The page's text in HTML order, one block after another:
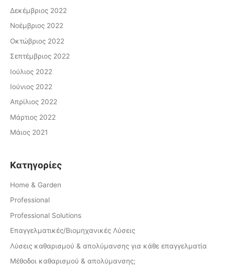
Δεκέμβριος 2022
Νοέμβριος 2022
Οκτώβριος 2022
Σεπτέμβριος 2022
Ιούλιος 2022
Ιούνιος 2022
Απρίλιος 2022
Μάρτιος 2022
Μάιος 2021
Kατηγορίες
Home & Garden
Professional
Professional Solutions
Επαγγελματικές/Βιομηχανικές Λύσεις
Λύσεις καθαρισμού & απολύμανσης για κάθε επαγγελματία
Μέθοδοι καθαρισμού & απολύμανσης;